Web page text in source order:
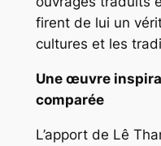
firent de lui un
cultures et les
Une œuvre
comparée
L’apport de Lê